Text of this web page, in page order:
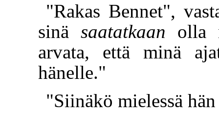
"Rakas Bennet",
sinäsaatatkaan olla
arvata, että minä
hänelle."
"Siinäkö mielessä